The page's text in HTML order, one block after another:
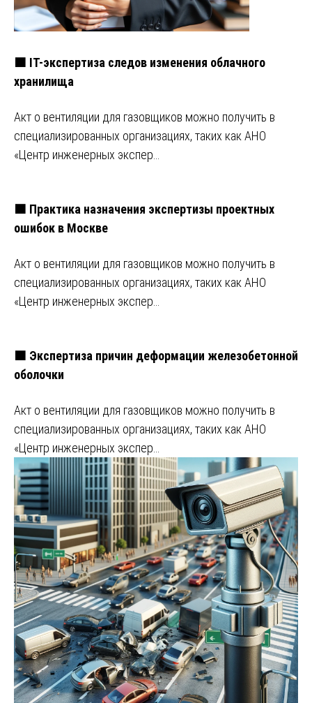
🟧 IT-экспертиза следов изменения облачного
хранилища
Акт о вентиляции для газовщиков можно получить в
специализированных организациях, таких как АНО
«Центр инженерных экспер…
🟧 Практика назначения экспертизы проектных
ошибок в Москве
Акт о вентиляции для газовщиков можно получить в
специализированных организациях, таких как АНО
«Центр инженерных экспер…
🟧 Экспертиза причин деформации железобетонной
оболочки
Акт о вентиляции для газовщиков можно получить в
специализированных организациях, таких как АНО
«Центр инженерных экспер…